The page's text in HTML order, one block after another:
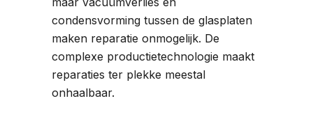
condensvorming tussen de glasplaten
maken reparatie onmogelijk. De
complexe productietechnologie maakt
reparaties ter plekke meestal
onhaalbaar.